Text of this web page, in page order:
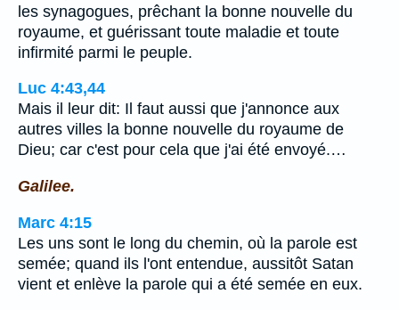
les synagogues, prêchant la bonne nouvelle du
royaume, et guérissant toute maladie et toute
infirmité parmi le peuple.
Luc 4:43,44
Mais il leur dit: Il faut aussi que j'annonce aux
autres villes la bonne nouvelle du royaume de
Dieu; car c'est pour cela que j'ai été envoyé.…
Galilee.
Marc 4:15
Les uns sont le long du chemin, où la parole est
semée; quand ils l'ont entendue, aussitôt Satan
vient et enlève la parole qui a été semée en eux.